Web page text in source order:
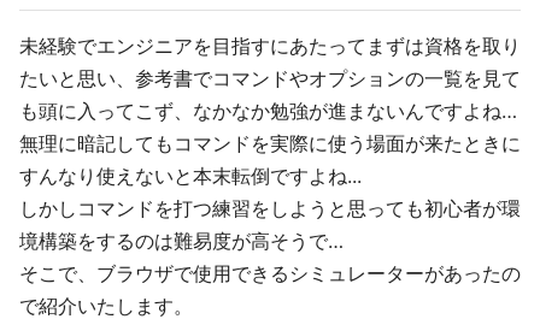
未経験でエンジニアを目指すにあたってまずは資格を取り
たいと思い、参考書でコマンドやオプションの一覧を見て
も頭に入ってこず、なかなか勉強が進まないんですよね…
無理に暗記してもコマンドを実際に使う場面が来たときに
すんなり使えないと本末転倒ですよね...
しかしコマンドを打つ練習をしようと思っても初心者が環
境構築をするのは難易度が高そうで…
そこで、ブラウザで使用できるシミュレーターがあったの
で紹介いたします。